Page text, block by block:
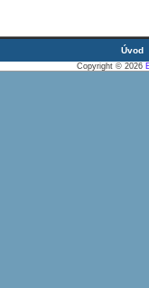
Úvod
Copyright © 2026